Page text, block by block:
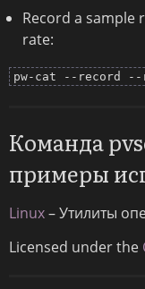
Record a sample
rate:
pw-cat --record
Команда
примеры
Linux– Утилиты
Licensed under the